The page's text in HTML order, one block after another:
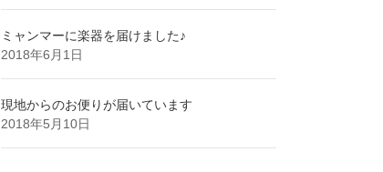
ミャンマーに楽器を届けました♪
2018年6月1日
現地からのお便りが届いています
2018年5月10日